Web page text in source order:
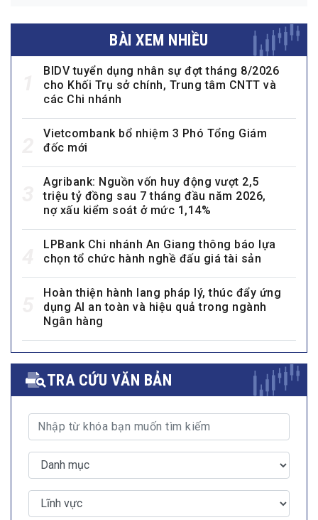
BÀI XEM NHIỀU
BIDV tuyển dụng nhân sự đợt tháng 8/2026
cho Khối Trụ sở chính, Trung tâm CNTT và
các Chi nhánh
Vietcombank bổ nhiệm 3 Phó Tổng Giám
đốc mới
Agribank: Nguồn vốn huy động vượt 2,5
triệu tỷ đồng sau 7 tháng đầu năm 2026,
nợ xấu kiểm soát ở mức 1,14%
LPBank Chi nhánh An Giang thông báo lựa
chọn tổ chức hành nghề đấu giá tài sản
Hoàn thiện hành lang pháp lý, thúc đẩy ứng
dụng AI an toàn và hiệu quả trong ngành
Ngân hàng
TRA CỨU VĂN BẢN